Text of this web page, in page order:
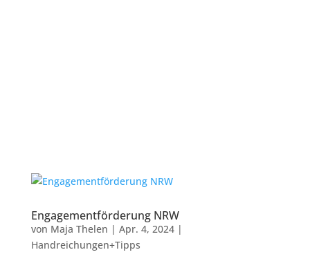
Engagementförderung NRW
von Maja Thelen | Apr. 4, 2024|
Handreichungen+Tipps